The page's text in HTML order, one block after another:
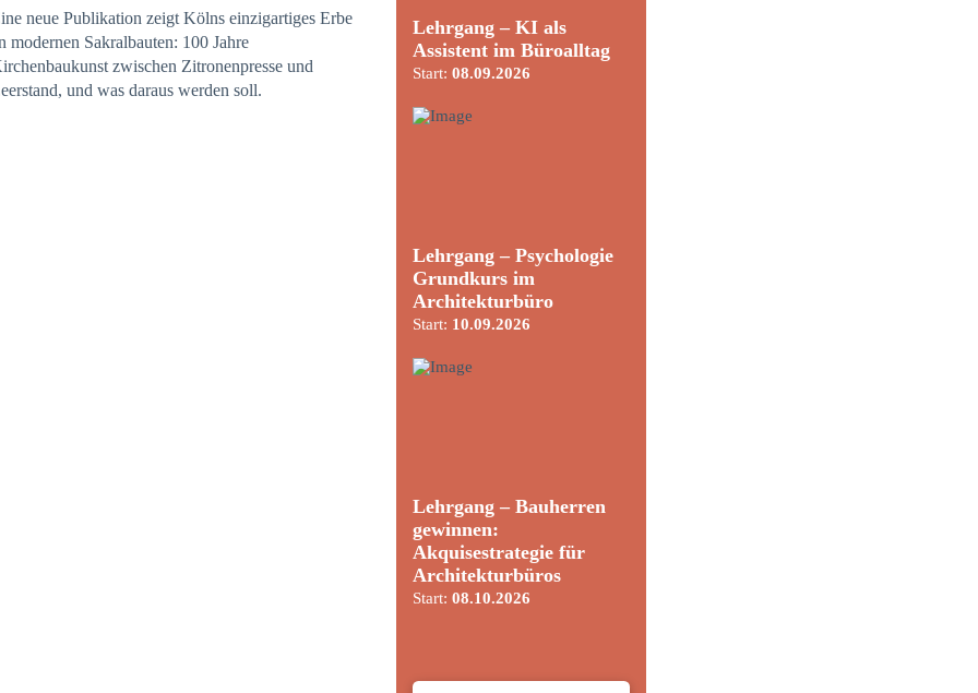
neue Publikation zeigt Kölns einzigartiges Erbe
modernen Sakralbauten: 100 Jahre
zwischen Zitronenpresse und
und was daraus werden soll.
Lehrgang – KI als
Assistent im Büroalltag
Start:08.09.2026
Lehrgang – Psychologie
Grundkurs im
Architekturbüro
Start: 10.09.2026
Lehrgang – Bauherren
gewinnen:
Akquisestrategie für
Architekturbüros
Start:08.10.2026